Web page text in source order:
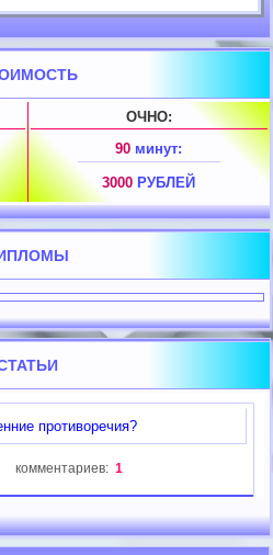
ОЧНО:
90 минут:
3000 РУБЛЕЙ
противоречия?
комментариев: 1